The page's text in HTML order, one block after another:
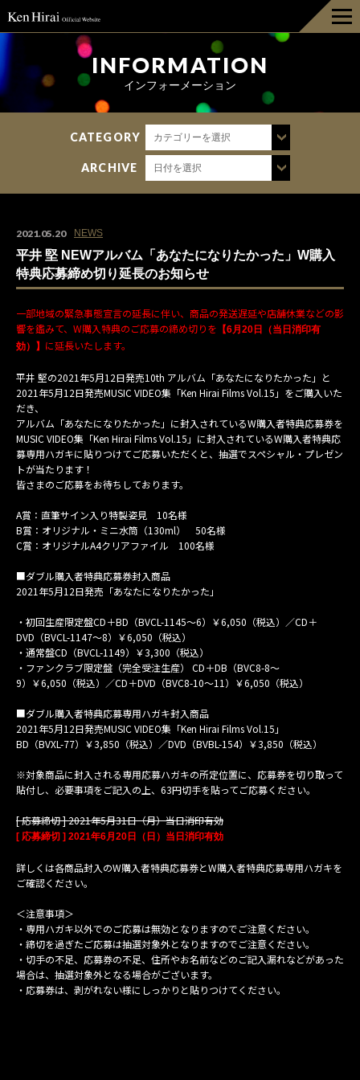
INFORMATION
DISCOGRAPHY
BIOGRAPHY
GOODS
FAN CLUB
CONTACT
INFORMATION
インフォーメーション
CATEGORY カテゴリーを選択
ARCHIVE 日付を選択
2021.05.20 NEWS
平井 堅 NEWアルバム「あなたになりたかった」W購入
特典応募締め切り延長のお知らせ
一部地域の緊急事態宣言の延長に伴い、商品の発送遅延や店舗休業などの影
響を鑑みて、W購入特典のご応募の締め切りを 【6月20日（当日消印有
効）】 に延長いたします。
平井 堅の2021年5月12日発売10th アルバム「あなたになりたかった」と
2021年5月12日発売MUSIC VIDEO集「Ken Hirai Films Vol.15」をご購入いた
だき、
アルバム「あなたになりたかった」に封入されているW購入者特典応募券を
MUSIC VIDEO集「Ken Hirai Films Vol.15」に封入されているW購入者特典応
募専用ハガキに貼りつけてご応募いただくと、抽選でスペシャル・プレゼン
トが当たります！
皆さまのご応募をお待ちしております。
A賞：直筆サイン入り特製姿見 10名様
B賞：オリジナル・ミニ水筒（130ml） 50名様
C賞：オリジナルA4クリアファイル 100名様
■ダブル購入者特典応募券封入商品
2021年5月12日発売「あなたになりたかった」
・初回生産限定盤CD＋BD（BVCL-1145～6）￥6,050（税込）／CD＋
DVD（BVCL-1147～8）￥6,050（税込）
・通常盤CD（BVCL-1149）￥3,300（税込）
・ファンクラブ限定盤（完全受注生産） CD＋DB（BVC8-8～
9）￥6,050（税込）／CD＋DVD（BVC8-10～11）￥6,050（税込）
■ダブル購入者特典応募専用ハガキ封入商品
2021年5月12日発売MUSIC VIDEO集「Ken Hirai Films Vol.15」
BD（BVXL-77）￥3,850（税込）／DVD（BVBL-154）￥3,850（税込）
※対象商品に封入される専用応募ハガキの所定位置に、応募券を切り取って
貼付し、必要事項をご記入の上、63円切手を貼ってご応募ください。
[ 応募締切 ] 2021年5月31日（月）当日消印有効
[ 応募締切 ] 2021年6月20日（日）当日消印有効
詳しくは各商品封入のW購入者特典応募券とW購入者特典応募専用ハガキを
ご確認ください。
＜注意事項＞
・専用ハガキ以外でのご応募は無効となりますのでご注意ください。
・締切を過ぎたご応募は抽選対象外となりますのでご注意ください。
・切手の不足、応募券の不足、住所やお名前などのご記入漏れなどがあった
場合は、抽選対象外となる場合がございます。
・応募券は、剥がれない様にしっかりと貼りつけてください。